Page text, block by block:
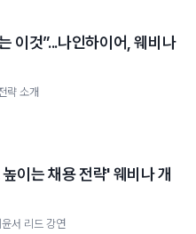
이것”...나인하이어, 웨비나
략 소개
이는 채용 전략' 웨비나 개
서 리드 강연